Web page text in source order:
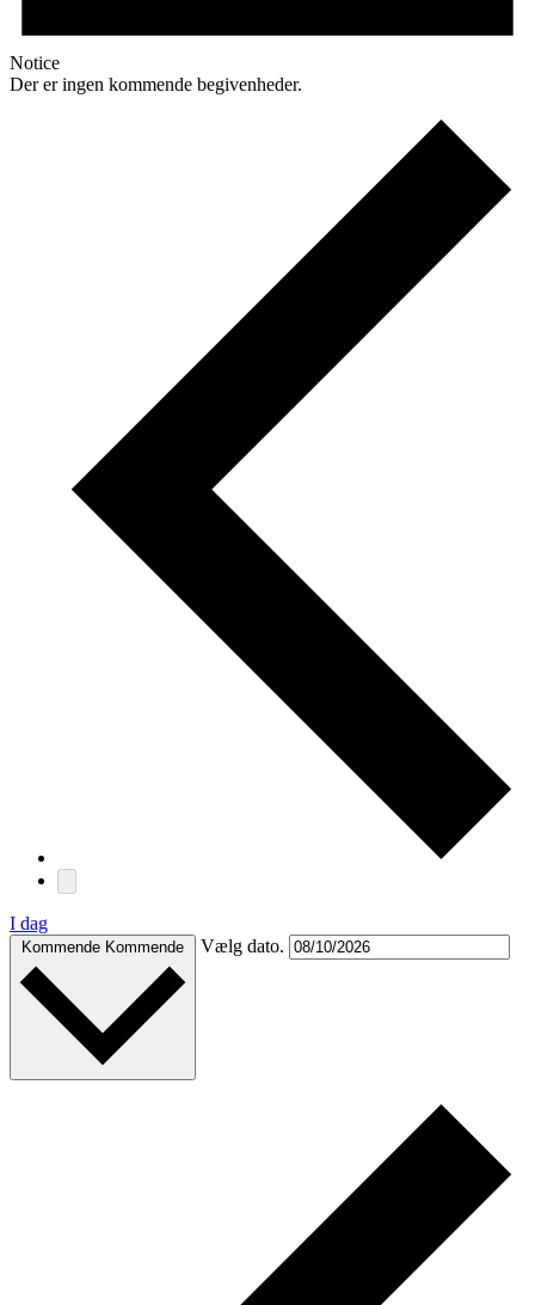
Notice
Der er ingen kommende begivenheder.
I dag
Kommende Kommende Vælg dato.